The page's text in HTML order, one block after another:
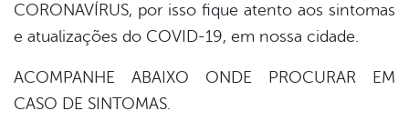
CORONAVÍRUS, por isso fique atento aos sintomas
e atualizações do COVID-19, em nossa cidade.
ACOMPANHE ABAIXO ONDE PROCURAR EM
CASO DE SINTOMAS.